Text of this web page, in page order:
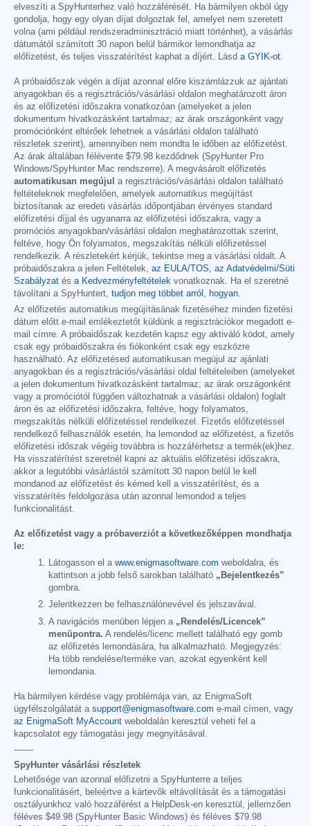
elveszíti a SpyHunterhez való hozzáférését. Ha bármilyen okból úgy
gondolja, hogy egy olyan díjat dolgoztak fel, amelyet nem szeretett
volna (ami például rendszeradminisztráció miatt történhet), a vásárlás
dátumától számított 30 napon belül bármikor lemondhatja az
előfizetést, és teljes visszatérítést kaphat a díjért. Lásd a GYIK-ot.
A próbaidőszak végén a díjat azonnal előre kiszámlázzuk az ajánlati
anyagokban és a regisztrációs/vásárlási oldalon meghatározott áron
és az előfizetési időszakra vonatkozóan (amelyeket a jelen
dokumentum hivatkozásként tartalmaz; az árak országonként vagy
promóciónként eltérőek lehetnek a vásárlási oldalon található
részletek szerint), amennyiben nem mondta le időben az előfizetést.
Az árak általában félévente $79.98 kezdődnek (SpyHunter Pro
Windows/SpyHunter Mac rendszerre). A megvásárolt előfizetés
automatikusan megújul
a regisztrációs/vásárlási oldalon található
feltételeknek megfelelően, amelyek automatikus megújítást
biztosítanak az eredeti vásárlás időpontjában érvényes standard
előfizetési díjjal és ugyanarra az előfizetési időszakra, vagy a
promóciós anyagokban/vásárlási oldalon meghatározottak szerint,
feltéve, hogy Ön folyamatos, megszakítás nélküli előfizetéssel
rendelkezik. A részletekért kérjük, tekintse meg a vásárlási oldalt. A
próbaidőszakra a jelen Feltételek, az EULA/TOS, az Adatvédelmi/Süti
Szabályzat és a Kedvezményfeltételek vonatkoznak. Ha el szeretné
távolítani a SpyHuntert, tudjon meg többet arról, hogyan.
Az előfizetés automatikus megújításának fizetéséhez minden fizetési
dátum előtt e-mail emlékeztetőt küldünk a regisztrációkor megadott e-
mail címre. A próbaidőszak kezdetén kapsz egy aktiváló kódot, amely
csak egy próbaidőszakra és fiókonként csak egy eszközre
használható. Az előfizetésed automatikusan megújul az ajánlati
anyagokban és a regisztrációs/vásárlási oldal feltételeiben (amelyeket
a jelen dokumentum hivatkozásként tartalmaz; az árak országonként
vagy a promóciótól függően változhatnak a vásárlási oldalon) foglalt
áron és az előfizetési időszakra, feltéve, hogy folyamatos,
megszakítás nélküli előfizetéssel rendelkezel. Fizetős előfizetéssel
rendelkező felhasználók esetén, ha lemondod az előfizetést, a fizetős
előfizetési időszak végéig továbbra is hozzáférhetsz a termék(ek)hez.
Ha visszatérítést szeretnél kapni az aktuális előfizetési időszakra,
akkor a legutóbbi vásárlástól számított 30 napon belül le kell
mondanod az előfizetést és kérned kell a visszatérítést, és a
visszatérítés feldolgozása után azonnal lemondod a teljes
funkcionalitást.
Az előfizetést vagy a próbaverziót a következőképpen mondhatja
le:
Látogasson el a www.enigmasoftware.com weboldalra, és
kattintson a jobb felső sarokban található „Bejelentkezés”
gombra.
Jelentkezzen be felhasználónevével és jelszavával.
A navigációs menüben lépjen a „Rendelés/Licencek”
menüpontra. A rendelés/licenc mellett található egy gomb
az előfizetés lemondására, ha alkalmazható. Megjegyzés:
Ha több rendelése/terméke van, azokat egyenként kell
lemondania.
Ha bármilyen kérdése vagy problémája van, az EnigmaSoft
ügyfélszolgálatát a support@enigmasoftware.com e-mail címen, vagy
az EnigmaSoft MyAccount weboldalán keresztül veheti fel a
kapcsolatot egy támogatási jegy megnyitásával.
-------
SpyHunter vásárlási részletek
Lehetősége van azonnal előfizetni a SpyHunterre a teljes
funkcionalitásért, beleértve a kártevők eltávolítását és a támogatási
osztályunkhoz való hozzáférést a HelpDesk-en keresztül, jellemzően
féléves $49.98 (SpyHunter Basic Windows) és féléves $79.98